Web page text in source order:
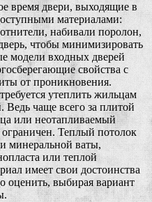
время двери, выходящие в
материалами:
набивали поролон,
чтобы минимизировать
модели входных дверей
свойства с
от проникновения.
утеплить жильцам
Ведь чаще всего за плитой
или неотапливаемый
Теплый потолок
минеральной ваты,
или теплой
имеет свои достоинства
оценить, выбирая вариант